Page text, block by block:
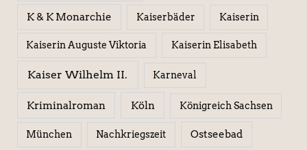
K & K Monarchie Kaiserbäder Kaiserin
Kaiserin Auguste Viktoria Kaiserin Elisabeth
Kaiser Wilhelm II. Karneval
Kriminalroman Köln Königreich Sachsen
München Nachkriegszeit Ostseebad